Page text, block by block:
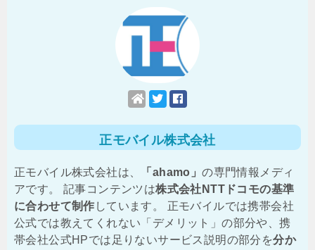
正モバイル株式会社
正モバイル株式会社は、 「ahamo」の専門情報メディ
アです。 記事コンテンツは株式会社NTTドコモの基準
に合わせて制作 しています。 正モバイルでは携帯会社
公式では教えてくれない「デメリット」の部分や、携
帯会社公式HPでは足りないサービス説明の部分を分か